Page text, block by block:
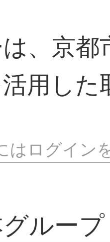
、京都
用した
はログイン
グループ